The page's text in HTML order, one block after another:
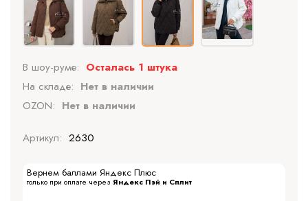
В шоу-руме: Осталась 1 штука
На складе: Нет в наличии
OZON: Нет в наличии
Артикул: 2630
Вернем баллами Яндекс Плюс
только при оплате через Яндекс Пэй и Сплит